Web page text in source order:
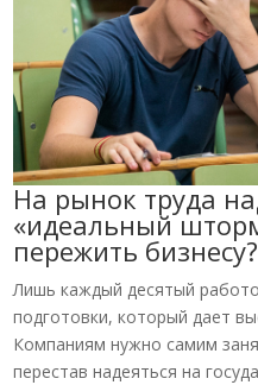
На рынок труда
«идеальный
пережить бизнесу?
Лишь каждый десятый
подготовки, который дает
Компаниям нужно самим
перестав надеяться на